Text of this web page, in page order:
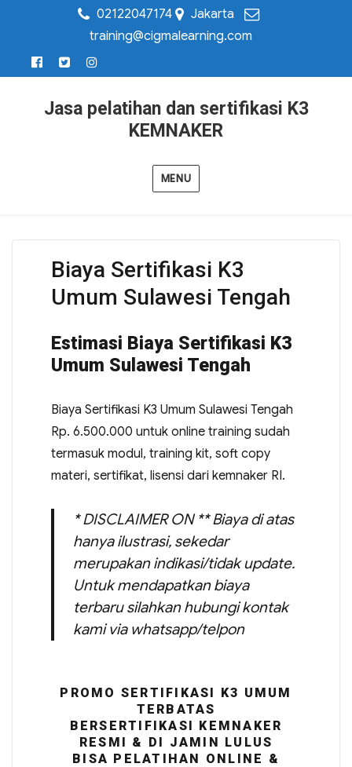
02122047174
Jakarta
training@cigmalearning.com
Jasa pelatihan dan sertifikasi K3
KEMNAKER
MENU
Biaya Sertifikasi K3
Umum Sulawesi Tengah
Estimasi Biaya Sertifikasi K3
Umum Sulawesi Tengah
Biaya Sertifikasi K3 Umum Sulawesi Tengah
Rp. 6.500.000 untuk online training sudah
termasuk modul, training kit, soft copy
materi, sertifikat, lisensi dari kemnaker RI.
* DISCLAIMER ON ** Biaya di atas
hanya ilustrasi, sekedar
merupakan indikasi/tidak update.
Untuk mendapatkan biaya
terbaru silahkan hubungi kontak
kami via whatsapp/telpon
PROMO SERTIFIKASI K3 UMUM
TERBATAS
BERSERTIFIKASI KEMNAKER
RESMI & DI JAMIN LULUS
BISA PELATIHAN ONLINE &